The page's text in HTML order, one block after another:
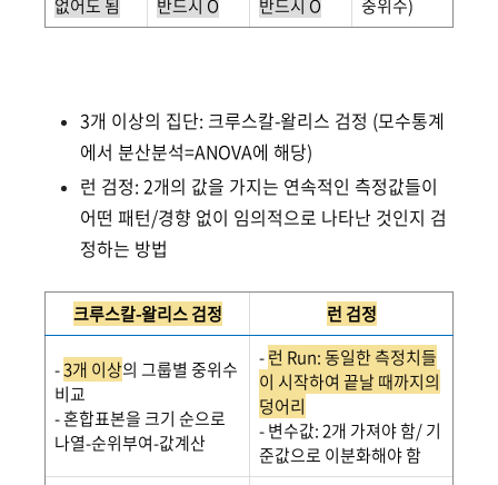
없어도 됨
반드시 O
반드시 O
중위수)
3개 이상의 집단: 크루스칼-왈리스 검정 (모수통계
에서 분산분석=ANOVA에 해당)
런 검정: 2개의 값을 가지는 연속적인 측정값들이
어떤 패턴/경향 없이 임의적으로 나타난 것인지 검
정하는 방법
크루스칼-왈리스 검정 런 검정
-3개 이상의 그룹별 중위수
비교
- 혼합표본을 크기 순으로
나열-순위부여-값계산
-런 Run: 동일한 측정치들
이 시작하여 끝날 때까지의
덩어리
- 변수값: 2개 가져야 함/ 기
준값으로 이분화해야 함